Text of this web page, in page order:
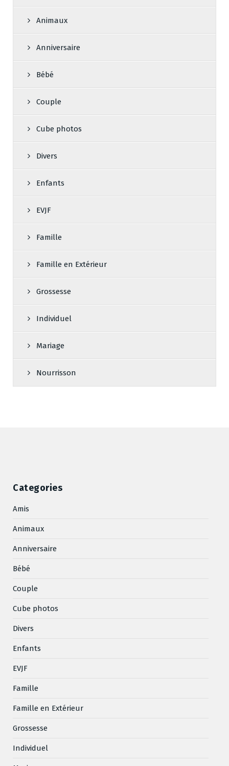
Animaux
Anniversaire
Bébé
Couple
Cube photos
Divers
Enfants
EVJF
Famille
Famille en Extérieur
Grossesse
Individuel
Mariage
Nourrisson
Categories
Amis
Animaux
Anniversaire
Bébé
Couple
Cube photos
Divers
Enfants
EVJF
Famille
Famille en Extérieur
Grossesse
Individuel